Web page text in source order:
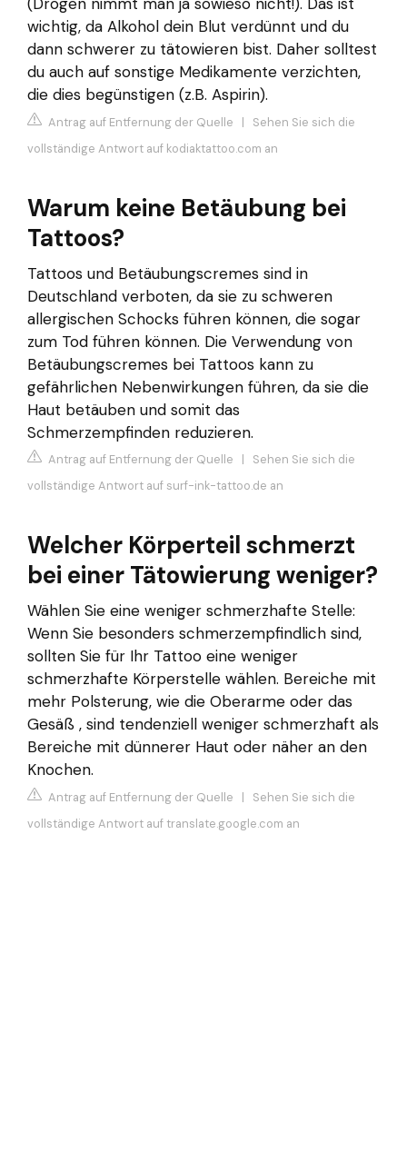
wichtig, da Alkohol dein Blut verdünnt und du
dann schwerer zu tätowieren bist. Daher solltest
du auch auf sonstige Medikamente verzichten,
die dies begünstigen (z.B. Aspirin).
Antrag auf Entfernung der Quelle | Sehen Sie sich die
vollständige Antwort auf kodiaktattoo.com an
Warum keine Betäubung bei
Tattoos?
Tattoos und Betäubungscremes sind in
Deutschland verboten, da sie zu schweren
allergischen Schocks führen können, die sogar
zum Tod führen können. Die Verwendung von
Betäubungscremes bei Tattoos kann zu
gefährlichen Nebenwirkungen führen, da sie die
Haut betäuben und somit das
Schmerzempfinden reduzieren.
Antrag auf Entfernung der Quelle | Sehen Sie sich die
vollständige Antwort auf surf-ink-tattoo.de an
Welcher Körperteil schmerzt
bei einer Tätowierung weniger?
Wählen Sie eine weniger schmerzhafte Stelle:
Wenn Sie besonders schmerzempfindlich sind,
sollten Sie für Ihr Tattoo eine weniger
schmerzhafte Körperstelle wählen. Bereiche mit
mehr Polsterung, wie die Oberarme oder das
Gesäß , sind tendenziell weniger schmerzhaft als
Bereiche mit dünnerer Haut oder näher an den
Knochen.
Antrag auf Entfernung der Quelle | Sehen Sie sich die
vollständige Antwort auf translate.google.com an